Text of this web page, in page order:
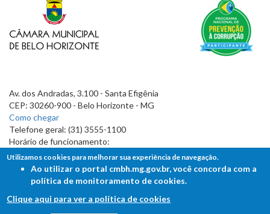
Av. dos Andradas, 3.100 - Santa Efigênia
CEP: 30260-900 - Belo Horizonte - MG
Como chegar
Telefone geral: (31) 3555-1100
Horário de funcionamento:
7h às 19h
Utilizamos cookies para melhorar sua experiência de navegação.
Ao utilizar o portal cmbh.mg.gov.br, você concorda com a
política de monitoramento de cookies.
Clique aqui para ver a política de cookies